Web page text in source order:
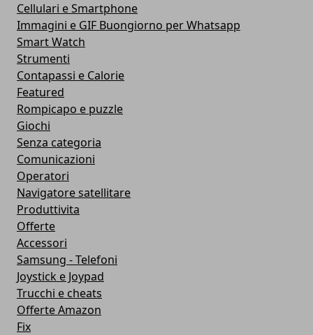
Cellulari e Smartphone
Immagini e GIF Buongiorno per Whatsapp
Smart Watch
Strumenti
Contapassi e Calorie
Featured
Rompicapo e puzzle
Giochi
Senza categoria
Comunicazioni
Operatori
Navigatore satellitare
Produttivita
Offerte
Accessori
Samsung - Telefoni
Joystick e Joypad
Trucchi e cheats
Offerte Amazon
Fix